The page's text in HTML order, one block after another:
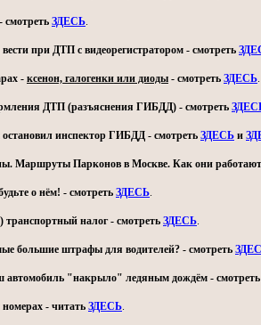
ЗДЕСЬ.
при ДТП с видеорегистратором - смотреть
- ксенон, галогенки или диоды - смотреть ЗДЕСЬ.
ДТП (разъяснения ГИБДД) - смотреть
остановил инспектор ГИБДД - смотреть ЗДЕСЬ и
Маршруты Парконов в Москве. Как они работают
о нём! - смотреть ЗДЕСЬ.
транспортный налог - смотреть ЗДЕСЬ.
большие штрафы для водителей? - смотреть
автомобиль "накрыло" ледяным дождём - смотреть
- читать ЗДЕСЬ.